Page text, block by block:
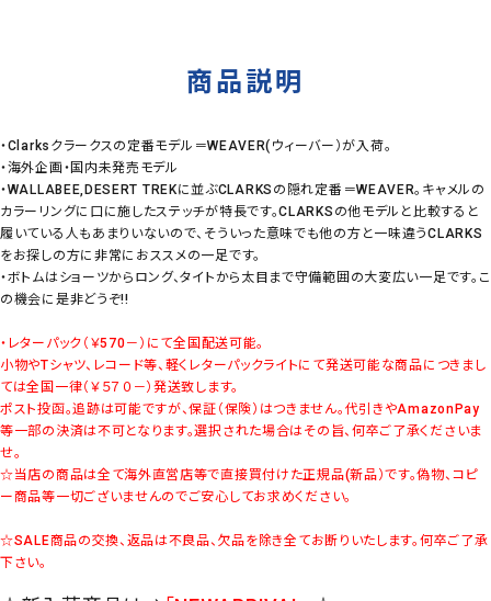
商品説明
・Clarksクラークスの定番モデル＝WEAVER(ウィーバー）が入荷。
・海外企画・国内未発売モデル
・WALLABEE,DESERT TREKに並ぶCLARKSの隠れ定番＝WEAVER。キャメルの
カラーリングに口に施したステッチが特長です。CLARKSの他モデルと比較すると
履いている人もあまりいないので、そういった意味でも他の方と一味違うCLARKS
をお探しの方に非常におススメの一足です。
・ボトムはショーツからロング、タイトから太目まで守備範囲の大変広い一足です。こ
の機会に是非どうぞ!!
・レターパック（￥570－）にて全国配送可能。
小物やTシャツ、レコード等、軽くレターパックライトにて発送可能な商品につきまし
ては全国一律（￥５７０－）発送致します。
ポスト投函。追跡は可能ですが、保証（保険）はつきません。代引きやAmazonPay
等一部の決済は不可となります。選択された場合はその旨、何卒ご了承くださいま
せ。
☆当店の商品は全て海外直営店等で直接買付けた正規品(新品）です。偽物、コピ
ー商品等一切ございませんのでご安心してお求めください。
☆SALE商品の交換、返品は不良品、欠品を除き全てお断りいたします。何卒ご了承
下さい。